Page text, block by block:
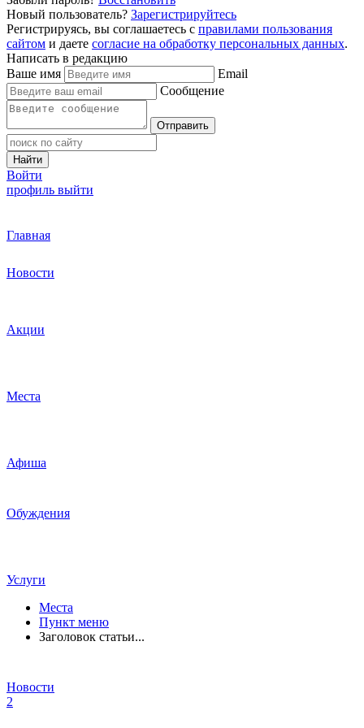
Новый пользователь? Зарегистрируйтесь
Регистрируясь, вы соглашаетесь с правилами пользования
сайтом и даете согласие на обработку персональных данных.
Написать в редакцию
Ваше имя
Email
Сообщение
Отправить
Найти
Войти
профиль выйти
Главная
Новости
Акции
Места
Афиша
Обуждения
Услуги
Места
Пункт меню
Заголовок статьи...
Новости
2